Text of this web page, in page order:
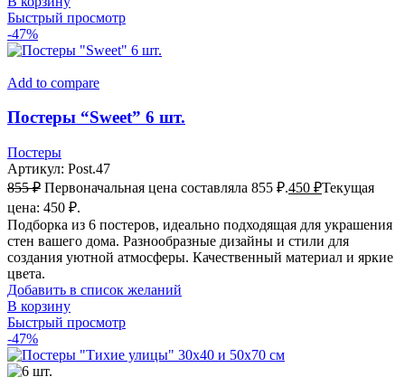
Быстрый просмотр
-47%
Add to compare
Постеры “Sweet” 6 шт.
Постеры
Артикул: Post.47
855₽ Первоначальная цена составляла 855 ₽.450 ₽Текущая
цена: 450 ₽.
Подборка из 6 постеров, идеально подходящая для украшения
стен вашего дома. Разнообразные дизайны и стили для
создания уютной атмосферы. Качественный материал и яркие
цвета.
Добавить в список желаний
В корзину
Быстрый просмотр
-47%